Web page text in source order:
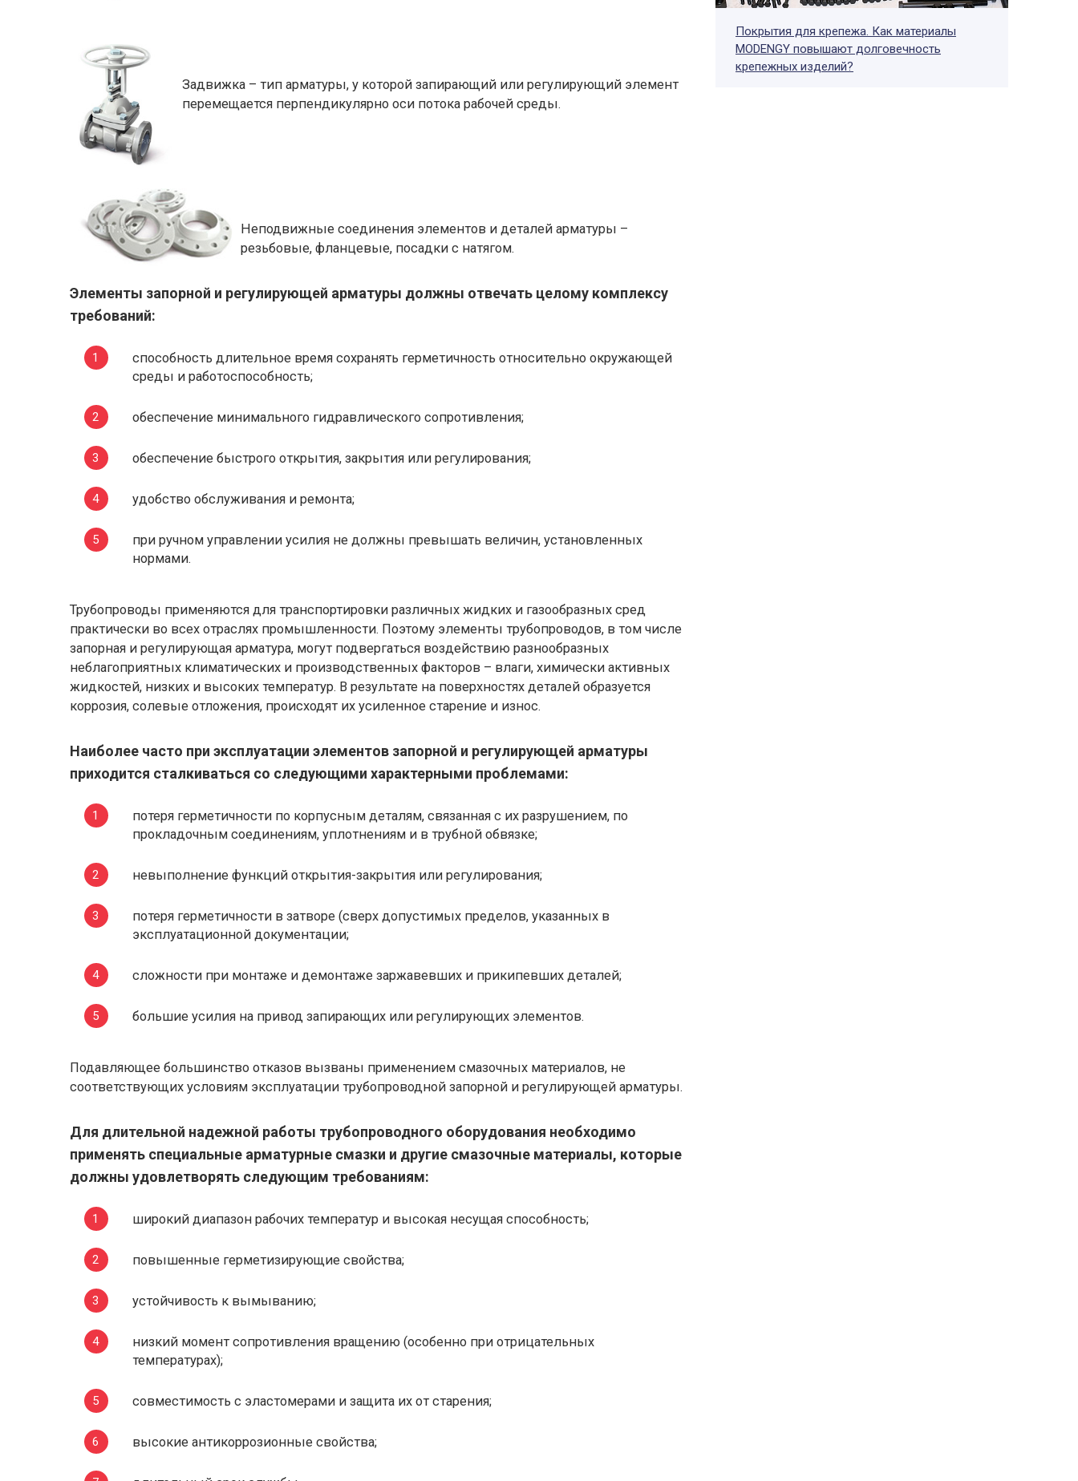
Покрытия для крепежа. Как материалы
MODENGY повышают долговечность
крепежных изделий?
Задвижка – тип арматуры, у которой запирающий или регулирующий элемент
перемещается перпендикулярно оси потока рабочей среды.
Неподвижные соединения элементов и деталей арматуры –
резьбовые, фланцевые, посадки с натягом.
Элементы запорной и регулирующей арматуры должны отвечать целому комплексу
требований:
способность длительное время сохранять герметичность относительно окружающей
среды и работоспособность;
обеспечение минимального гидравлического сопротивления;
обеспечение быстрого открытия, закрытия или регулирования;
удобство обслуживания и ремонта;
при ручном управлении усилия не должны превышать величин, установленных
нормами.
Трубопроводы применяются для транспортировки различных жидких и газообразных сред
практически во всех отраслях промышленности. Поэтому элементы трубопроводов, в том числе
запорная и регулирующая арматура, могут подвергаться воздействию разнообразных
неблагоприятных климатических и производственных факторов – влаги, химически активных
жидкостей, низких и высоких температур. В результате на поверхностях деталей образуется
коррозия, солевые отложения, происходят их усиленное старение и износ.
Наиболее часто при эксплуатации элементов запорной и регулирующей арматуры
приходится сталкиваться со следующими характерными проблемами:
потеря герметичности по корпусным деталям, связанная с их разрушением, по
прокладочным соединениям, уплотнениям и в трубной обвязке;
невыполнение функций открытия-закрытия или регулирования;
потеря герметичности в затворе (сверх допустимых пределов, указанных в
эксплуатационной документации;
сложности при монтаже и демонтаже заржавевших и прикипевших деталей;
большие усилия на привод запирающих или регулирующих элементов.
Подавляющее большинство отказов вызваны применением смазочных материалов, не
соответствующих условиям эксплуатации трубопроводной запорной и регулирующей арматуры.
Для длительной надежной работы трубопроводного оборудования необходимо
применять специальные арматурные смазки и другие смазочные материалы, которые
должны удовлетворять следующим требованиям:
широкий диапазон рабочих температур и высокая несущая способность;
повышенные герметизирующие свойства;
устойчивость к вымыванию;
низкий момент сопротивления вращению (особенно при отрицательных
температурах);
совместимость с эластомерами и защита их от старения;
высокие антикоррозионные свойства;